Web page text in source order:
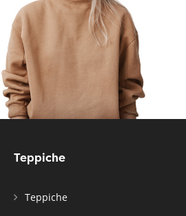
Teppiche
Teppiche